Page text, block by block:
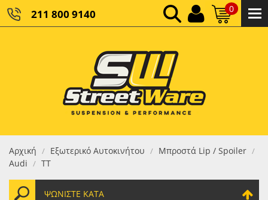
211 800 9140 0
ΚΑΘΑΡΌ ΣΎΝΟΛΟ:
ΤΕΛΙΚΌ ΣΎΝΟΛΟ:0,00 €
Αρχική / Εξωτερικό Αυτοκινήτου / Μπροστά Lip / Spoiler /
Audi / TT
ΨΩΝΊΣΤΕ ΚΑΤΆ